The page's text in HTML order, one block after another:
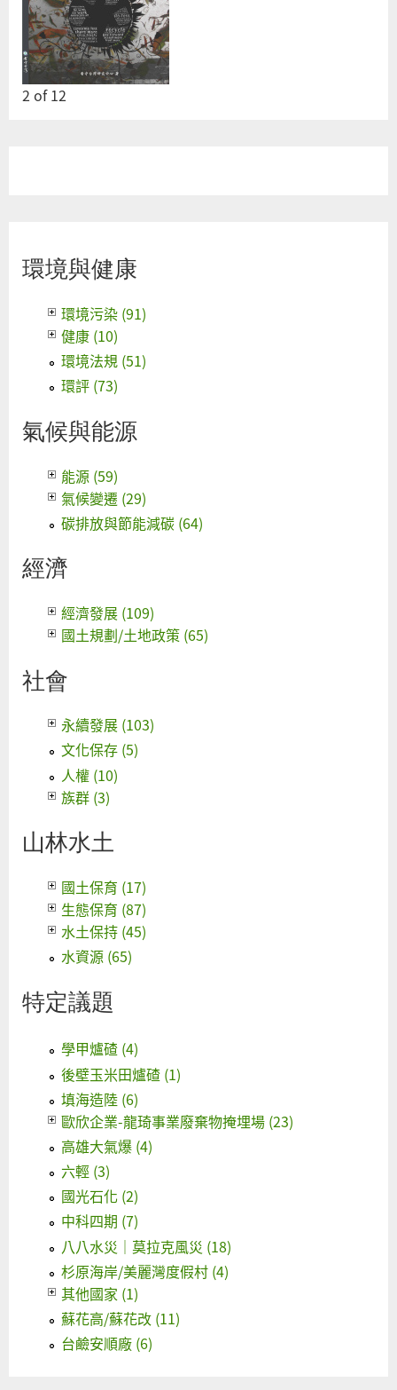
2 of12
環境與健康
環境污染 (91)
健康 (10)
環境法規 (51)
環評 (73)
氣候與能源
能源 (59)
氣候變遷 (29)
碳排放與節能減碳 (64)
經濟
經濟發展 (109)
國土規劃/土地政策 (65)
社會
永續發展 (103)
文化保存 (5)
人權 (10)
族群 (3)
山林水土
國土保育 (17)
生態保育 (87)
水土保持 (45)
水資源 (65)
特定議題
學甲爐碴 (4)
後壁玉米田爐碴 (1)
填海造陸 (6)
歐欣企業-龍琦事業廢棄物掩埋場 (23)
高雄大氣爆 (4)
六輕 (3)
國光石化 (2)
中科四期 (7)
八八水災｜莫拉克風災 (18)
杉原海岸/美麗灣度假村 (4)
其他國家 (1)
蘇花高/蘇花改 (11)
台鹼安順廠 (6)